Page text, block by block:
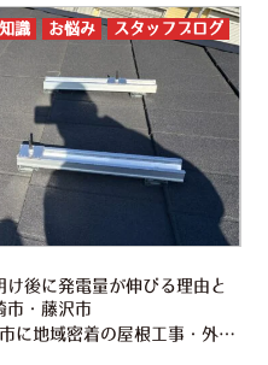
後に発電量が伸びる理由と
市・藤沢市
こんにちは！ 茅ヶ崎市・藤沢市に地域密着の屋根工事・外壁塗装専門店 株式会社かなえるです！ 今年の梅雨、なんだか長く感じませんか？ 気象庁や気象協会の予想では、関東甲信の梅雨明けは7月中旬ごろとされて…
識 お悩み スタッフブログ